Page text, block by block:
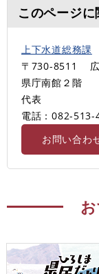
このページ
上下水道総務課
〒730-8511
県庁南館２階
代表
電話：082-513-
お問い合わ